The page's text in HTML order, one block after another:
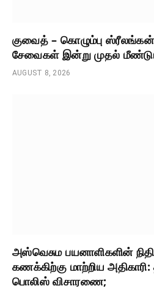
குவைத் – கொழும்பு
சேவைகள் இன்று முதல்
AUGUST 8, 2026
அஸ்வெசும பயனாளிகளின்
கணக்கிற்கு மாற்றிய
பொலிஸ் விசாரணை;